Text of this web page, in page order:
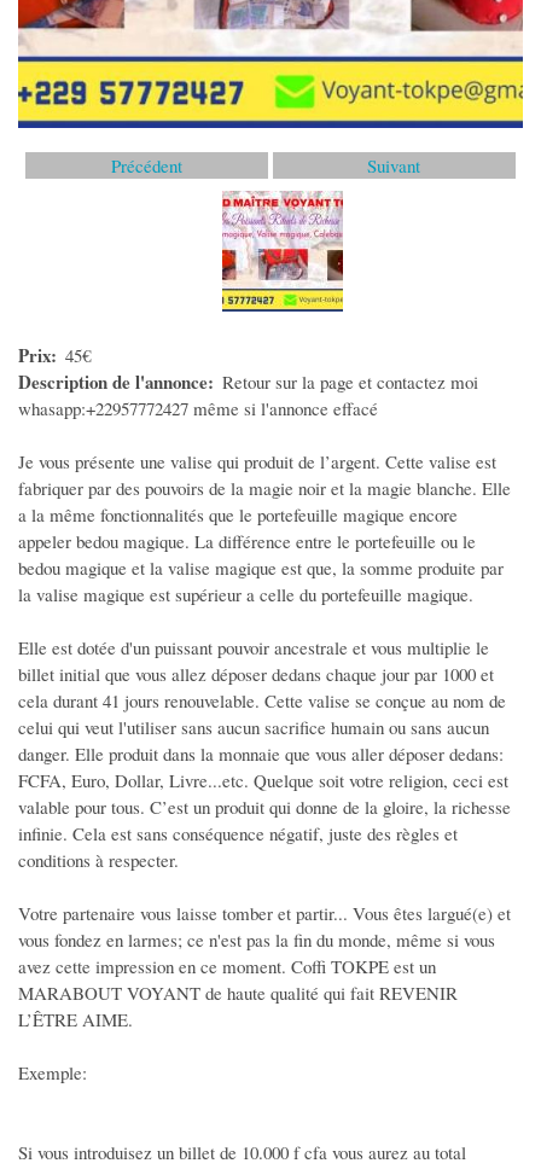
Demande de stage
Travail Indépendant
MODE
Vêtements Femme
Maroquinerie
Cosmétiques et Parfums
Voitures
Motos
Utilitaires
Nautisme
Caravaning
Equipement auto
Equipement moto
Equipement caravaning
Equipement nautisme
MULTIMEDIA
Téléphones - Tablettes
TV - Son
Consoles et Jeux
Autres multimedias
SERVICES
Précédent Suivant
Prix 45€
Description de l'annonce
Retour sur la page et contactez moi
whasapp:+22957772427 même si l'annonce effacé
Je vous présente une valise qui produit de l’argent. Cette valise est
fabriquer par des pouvoirs de la magie noir et la magie blanche. Elle
a la même fonctionnalités que le portefeuille magique encore
appeler bedou magique. La différence entre le portefeuille ou le
bedou magique et la valise magique est que, la somme produite par
la valise magique est supérieur a celle du portefeuille magique.
Elle est dotée d'un puissant pouvoir ancestrale et vous multiplie le
billet initial que vous allez déposer dedans chaque jour par 1000 et
cela durant 41 jours renouvelable. Cette valise se conçue au nom de
celui qui veut l'utiliser sans aucun sacrifice humain ou sans aucun
danger. Elle produit dans la monnaie que vous aller déposer dedans:
FCFA, Euro, Dollar, Livre...etc. Quelque soit votre religion, ceci est
valable pour tous. C’est un produit qui donne de la gloire, la richesse
infinie. Cela est sans conséquence négatif, juste des règles et
conditions à respecter.
Votre partenaire vous laisse tomber et partir... Vous êtes largué(e) et
vous fondez en larmes; ce n'est pas la fin du monde, même si vous
avez cette impression en ce moment. Coffi TOKPE est un
MARABOUT VOYANT de haute qualité qui fait REVENIR
L’ÊTRE AIME.
Exemple:
Si vous introduisez un billet de 10.000 f cfa vous aurez au total